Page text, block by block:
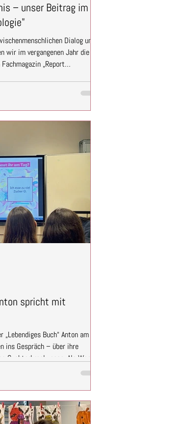
– unser Beitrag im
Dialog und
wir im vergangenen Jahr die
„Report
Lebendigen Bibliothek
spricht mit
Buch“ Anton am
ins Gespräch – über ihre
Suchterkrankungen. Als Warm-
Meinung zu Aussagen wie
wir gemeinsam, warum
abweichen können und wie